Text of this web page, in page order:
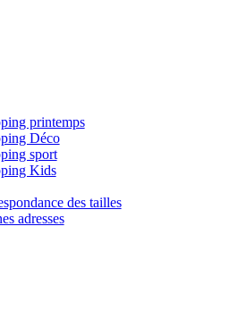
printemps
Déco
sport
Kids
des tailles
adresses